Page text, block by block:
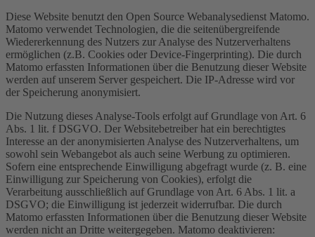
Diese Website benutzt den Open Source Webanalysedienst Matomo.
Matomo verwendet Technologien, die die seitenübergreifende
Wiedererkennung des Nutzers zur Analyse des Nutzerverhaltens
ermöglichen (z.B. Cookies oder Device-Fingerprinting). Die durch
Matomo erfassten Informationen über die Benutzung dieser Website
werden auf unserem Server gespeichert. Die IP-Adresse wird vor
der Speicherung anonymisiert.
Die Nutzung dieses Analyse-Tools erfolgt auf Grundlage von Art. 6
Abs. 1 lit. f DSGVO. Der Websitebetreiber hat ein berechtigtes
Interesse an der anonymisierten Analyse des Nutzerverhaltens, um
sowohl sein Webangebot als auch seine Werbung zu optimieren.
Sofern eine entsprechende Einwilligung abgefragt wurde (z. B. eine
Einwilligung zur Speicherung von Cookies), erfolgt die
Verarbeitung ausschließlich auf Grundlage von Art. 6 Abs. 1 lit. a
DSGVO; die Einwilligung ist jederzeit widerrufbar. Die durch
Matomo erfassten Informationen über die Benutzung dieser Website
werden nicht an Dritte weitergegeben. Matomo deaktivieren: